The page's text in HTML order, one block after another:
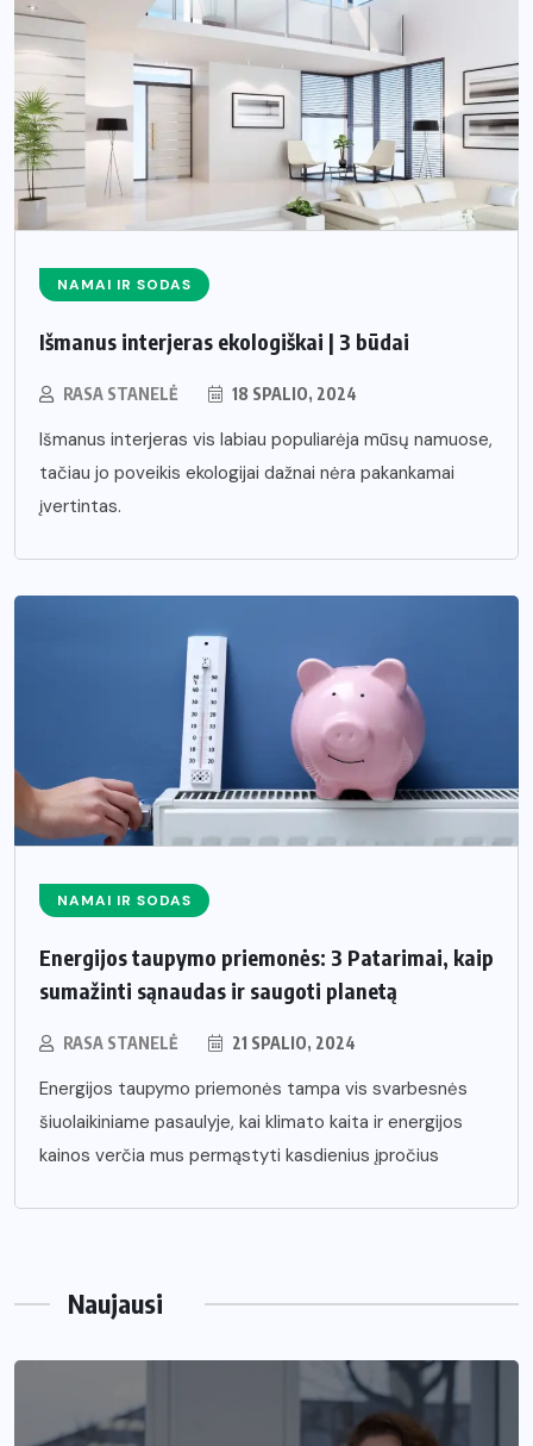
NAMAI IR SODAS
Išmanus interjeras ekologiškai | 3 būdai
RASA STANELĖ 18 SPALIO, 2024
Išmanus interjeras vis labiau populiarėja mūsų namuose,
tačiau jo poveikis ekologijai dažnai nėra pakankamai
įvertintas.
NAMAI IR SODAS
Energijos taupymo priemonės: 3 Patarimai, kaip
sumažinti sąnaudas ir saugoti planetą
RASA STANELĖ 21 SPALIO, 2024
Energijos taupymo priemonės tampa vis svarbesnės
šiuolaikiniame pasaulyje, kai klimato kaita ir energijos
kainos verčia mus permąstyti kasdienius įpročius
Naujausi